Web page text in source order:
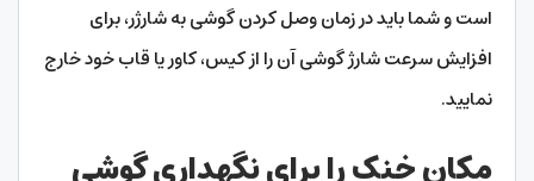
است و شما باید در زمان وصل کردن گوشی به شارژر، برای
افزایش سرعت شارژ گوشی آن را از کیس، کاور یا قاب خود خارج
نمایید.
مکان خنک را برای نگهداری گوشی